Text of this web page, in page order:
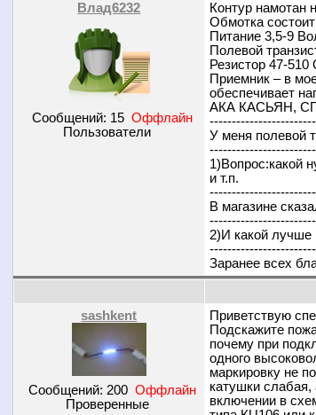
Влад6232
Сообщений: 15 Оффлайн
Пользователи
Контур намотан
Обмотка
Питание 3,5-9
Полевой
Резистор 47-
Приемник – в
обеспечивает
АКА КАСЬЯН,
У меня полевой
1)Вопрос:какой
и т.п.
В магазине
2)И какой лучше
Заранее всех
sashkent
Сообщений: 200 Оффлайн
Проверенные
Приветствую
Подскажите
почему при
одного
маркировку не
катушки слабая,
включении в